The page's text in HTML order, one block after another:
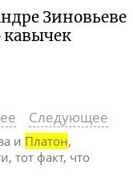
Зиновьеве
кавычек
Следующее
и Платон,
тот факт, что